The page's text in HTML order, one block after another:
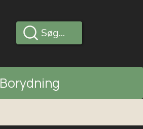
Søg...
Borydning